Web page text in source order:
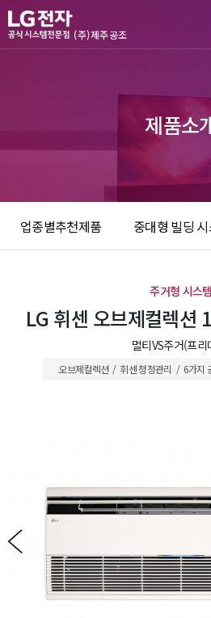
본문바로가기
(주)제주공조
제품소
업종별추천제품 중대형 빌딩
주거형 시스템
LG 휘센 오브제컬렉션
멀티VS주거(프리
오브제컬렉션 휘센 청정관리 6가지